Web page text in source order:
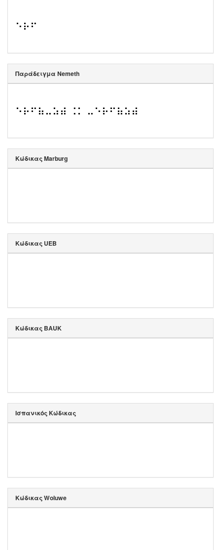
⠑⠗⠋
Παράδειγμα Nemeth
⠑⠗⠋⠷⠤⠵⠾ ⠨⠅ ⠤⠑⠗⠋⠷⠵⠾
Κώδικας Marburg
Κώδικας UEB
Κώδικας BAUK
Ισπανικός Κώδικας
Κώδικας Woluwe